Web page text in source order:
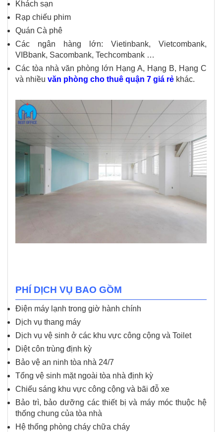
Khách sạn
Rạp chiếu phim
Quán Cà phê
Các ngân hàng lớn: Vietinbank, Vietcombank,
VIBbank, Sacombank, Techcombank …
Các tòa nhà văn phòng lớn Hạng A, Hạng B, Hạng C
và nhiều văn phòng cho thuê quận 7 giá rẻ khác.
PHÍ DỊCH VỤ BAO GỒM
Điện máy lạnh trong giờ hành chính
Dịch vụ thang máy
Dịch vụ vệ sinh ở các khu vực công cộng và Toilet
Diệt côn trùng định kỳ
Bảo vệ an ninh tòa nhà 24/7
Tổng vệ sinh mặt ngoài tòa nhà định kỳ
Chiếu sáng khu vực công cộng và bãi đỗ xe
Bảo trì, bảo dưỡng các thiết bị và máy móc thuộc hệ
thống chung của tòa nhà
Hệ thống phòng cháy chữa cháy